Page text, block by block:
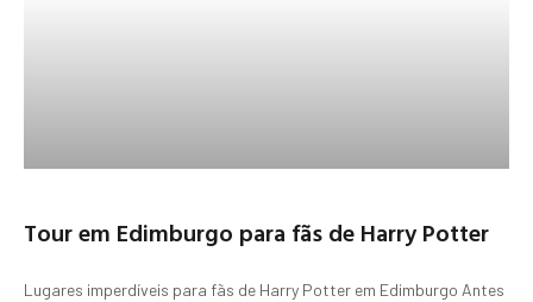
Tour em Edimburgo para fãs de Harry Potter
Lugares imperdíveis para fãs de Harry Potter em Edimburgo Antes